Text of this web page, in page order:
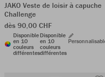
JAKO Veste de loisir à capuche
Challenge
dès 90,00 CHF
Disponible
en 10
couleurs
différentes
Disponible
en 10
couleurs
différentes